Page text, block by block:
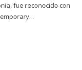
fue reconocido con